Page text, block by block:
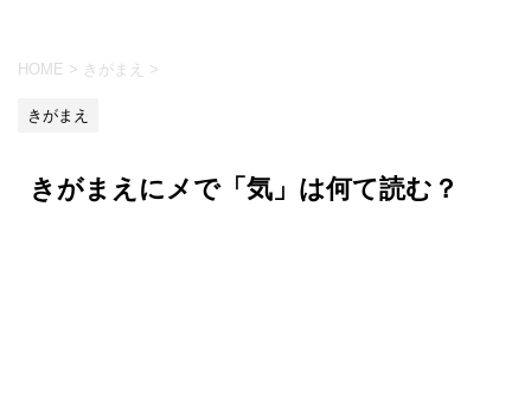
HOME > きがまえ >
きがまえ
きがまえにメで「気」は何て読む？